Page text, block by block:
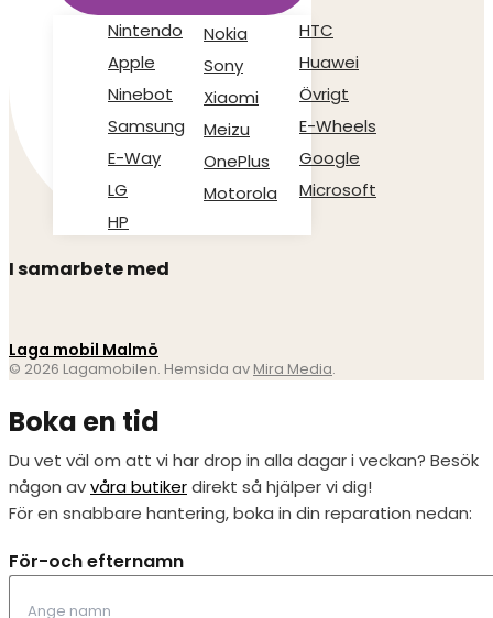
Nintendo
Apple
Ninebot
Samsung
E-Way
LG
HP
Nokia
Sony
Xiaomi
Meizu
OnePlus
Motorola
HTC
Huawei
Övrigt
E-Wheels
Google
Microsoft
I samarbete med
Laga mobil Malmö
© 2026 Lagamobilen. Hemsida av Mira Media.
Boka en tid
Du vet väl om att vi har drop in alla dagar i veckan? Besök
någon avvåra butikerdirekt så hjälper vi dig!
För en snabbare hantering, boka in din reparation nedan:
För-och efternamn